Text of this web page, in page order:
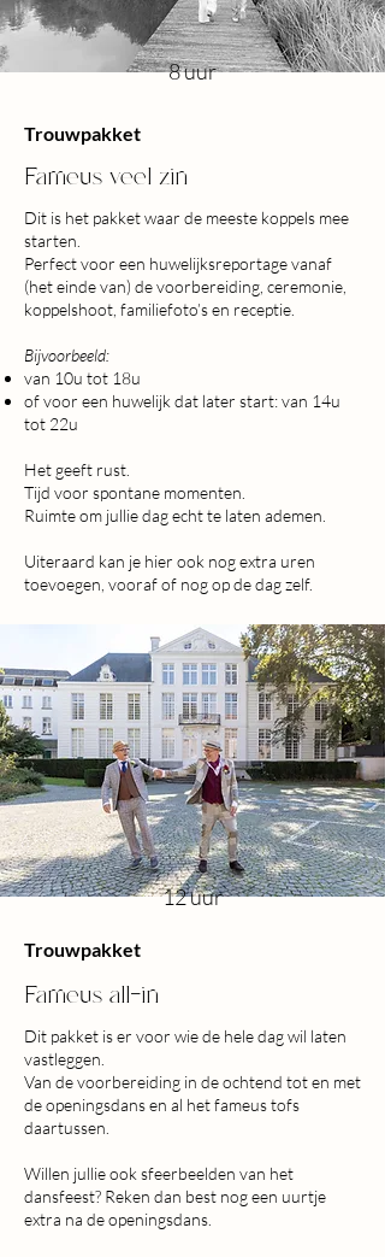
Trouwpakket
Fameus veel zin
Dit is het pakket waar de meeste koppels mee
starten.
Perfect voor een huwelijksreportage vanaf
(het einde van) de voorbereiding, ceremonie,
koppelshoot, familiefoto’s en receptie.
Bijvoorbeeld:
van 10u tot 18u
of voor een huwelijk dat later start: van 14u
tot 22u
Het geeft rust.
Tijd voor spontane momenten.
Ruimte om jullie dag echt te laten ademen.
Uiteraard kan je hier ook nog extra uren
toevoegen, vooraf of nog op de dag zelf.
8 uur
12 uur
Trouwpakket
Fameus all-in
Dit pakket is er voor wie de hele dag wil laten
vastleggen.
Van de voorbereiding in de ochtend tot en met
de openingsdans en al het fameus tofs
daartussen.
Willen jullie ook sfeerbeelden van het
dansfeest? Reken dan best nog een uurtje
extra na de openingsdans.